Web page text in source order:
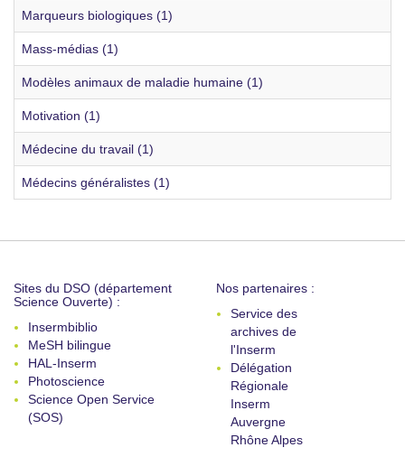
Marqueurs biologiques (1)
Mass-médias (1)
Modèles animaux de maladie humaine (1)
Motivation (1)
Médecine du travail (1)
Médecins généralistes (1)
Sites du DSO (département
Science Ouverte) :
Insermbiblio
MeSH bilingue
HAL-Inserm
Photoscience
Science Open Service
(SOS)
Nos partenaires :
Service des
archives de
l'Inserm
Délégation
Régionale
Inserm
Auvergne
Rhône Alpes